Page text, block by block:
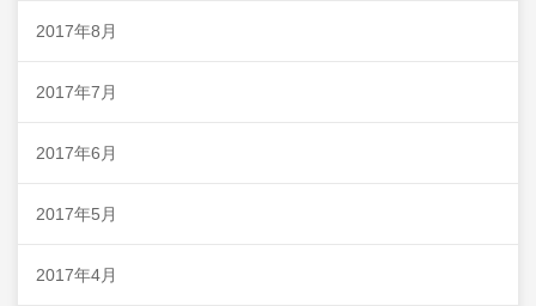
2017年8月
2017年7月
2017年6月
2017年5月
2017年4月